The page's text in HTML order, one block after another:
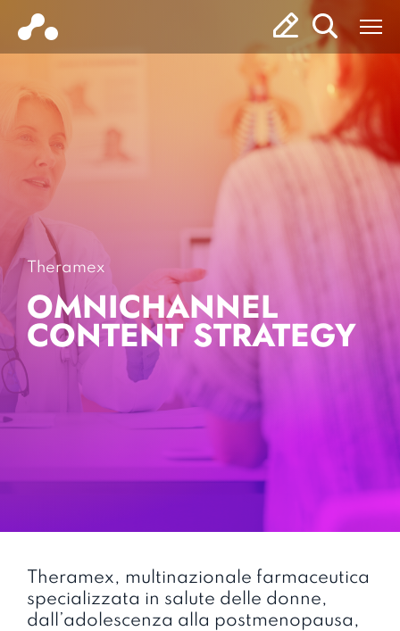
Theramex
OMNICHANNEL
CONTENT STRATEGY
Theramex, multinazionale farmaceutica
specializzata in salute delle donne,
dall’adolescenza alla postmenopausa,